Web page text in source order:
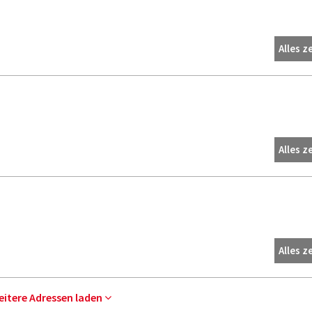
Alles
Alles
Alles
Adressen laden